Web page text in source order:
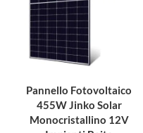
Pannello Fotovoltaico
455W Jinko Solar
Monocristallino 12V